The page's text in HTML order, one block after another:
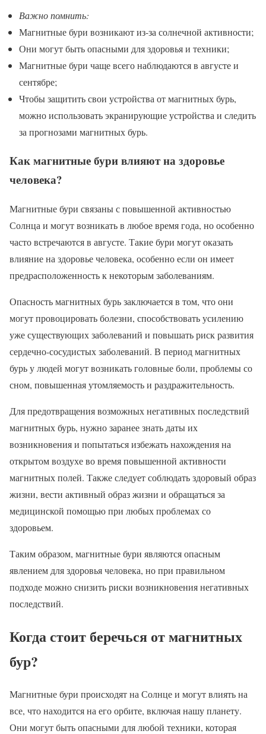
Важно помнить:
Магнитные бури возникают из-за солнечной активности;
Они могут быть опасными для здоровья и техники;
Магнитные бури чаще всего наблюдаются в августе и
сентябре;
Чтобы защитить свои устройства от магнитных бурь,
можно использовать экранирующие устройства и следить
за прогнозами магнитных бурь.
Как магнитные бури влияют на здоровье
человека?
Магнитные бури связаны с повышенной активностью
Солнца и могут возникать в любое время года, но особенно
часто встречаются в августе. Такие бури могут оказать
влияние на здоровье человека, особенно если он имеет
предрасположенность к некоторым заболеваниям.
Опасность магнитных бурь заключается в том, что они
могут провоцировать болезни, способствовать усилению
уже существующих заболеваний и повышать риск развития
сердечно-сосудистых заболеваний. В период магнитных
бурь у людей могут возникать головные боли, проблемы со
сном, повышенная утомляемость и раздражительность.
Для предотвращения возможных негативных последствий
магнитных бурь, нужно заранее знать даты их
возникновения и попытаться избежать нахождения на
открытом воздухе во время повышенной активности
магнитных полей. Также следует соблюдать здоровый образ
жизни, вести активный образ жизни и обращаться за
медицинской помощью при любых проблемах со
здоровьем.
Таким образом, магнитные бури являются опасным
явлением для здоровья человека, но при правильном
подходе можно снизить риски возникновения негативных
последствий.
Когда стоит беречься от магнитных
бур?
Магнитные бури происходят на Солнце и могут влиять на
все, что находится на его орбите, включая нашу планету.
Они могут быть опасными для любой техники, которая